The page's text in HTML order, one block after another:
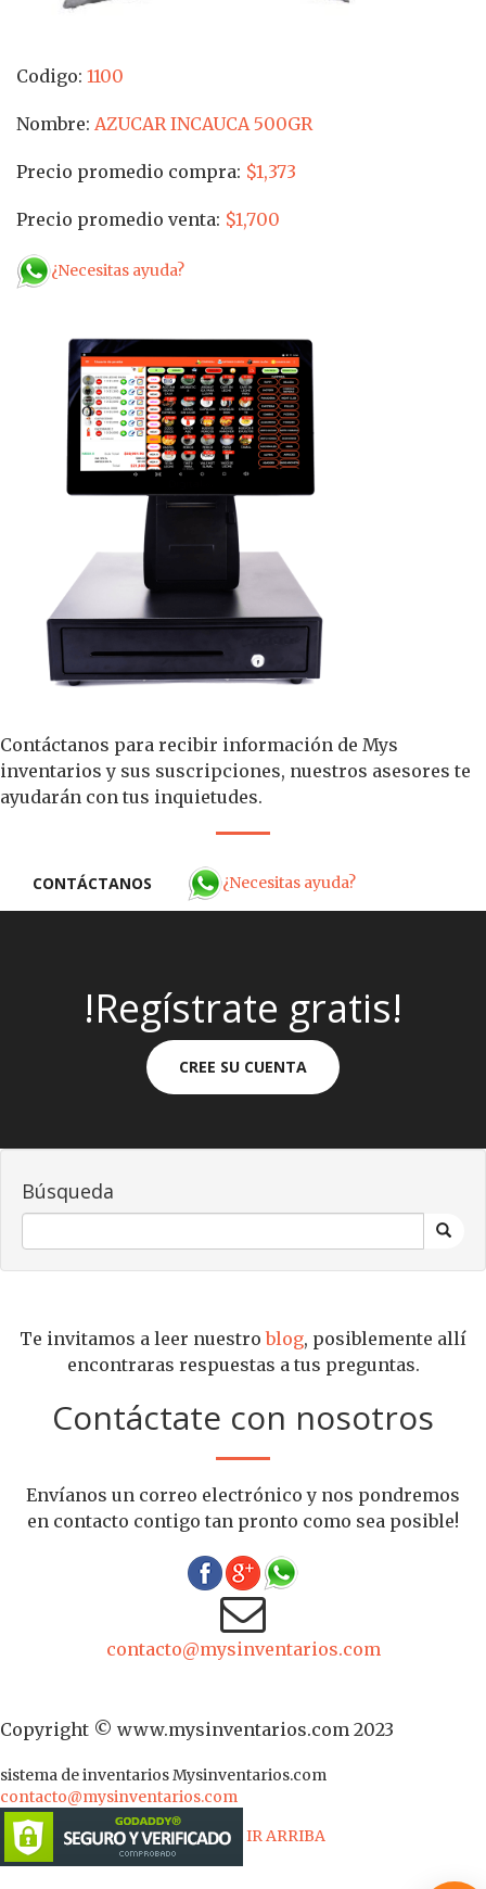
Codigo: 1100
Nombre: AZUCAR INCAUCA 500GR
Precio promedio compra: $1,373
Precio promedio venta: $1,700
¿Necesitas ayuda?
Contáctanos para recibir información de Mys
inventarios y sus suscripciones, nuestros asesores te
ayudarán con tus inquietudes.
CONTÁCTANOS ¿Necesitas ayuda?
!Regístrate gratis!
CREE SU CUENTA
Búsqueda
Te invitamos a leer nuestroblog, posiblemente allí
encontraras respuestas a tus preguntas.
Contáctate con nosotros
Envíanos un correo electrónico y nos pondremos
en contacto contigo tan pronto como sea posible!
contacto@mysinventarios.com
Copyright © www.mysinventarios.com 2023
sistema de inventariosMysinventarios.com
contacto@mysinventarios.com
IR ARRIBA